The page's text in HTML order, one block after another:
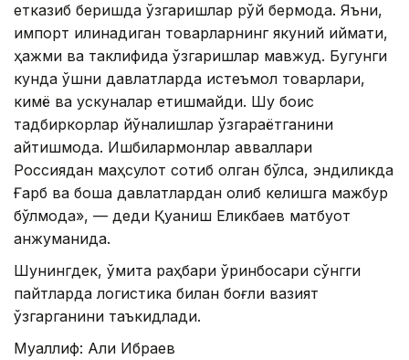
етказиб беришда ўзгаришлар рўй бермоқда. Яъни,
импорт қилинадиган товарларнинг якуний қиймати,
ҳажми ва таклифида ўзгаришлар мавжуд. Бугунги
кунда қўшни давлатларда истеъмол товарлари,
кимё ва ускуналар етишмайди. Шу боис
тадбиркорлар йўналишлар ўзгараётганини
айтишмоқда. Ишбилармонлар авваллари
Россиядан маҳсулот сотиб олган бўлса, эндиликда
Ғарб ва бошқа давлатлардан олиб келишга мажбур
бўлмоқда», — деди Қуаниш Еликбаев матбуот
анжуманида.
Шунингдек, қўмита раҳбари ўринбосари сўнгги
пайтларда логистика билан боғлиқ вазият
ўзгарганини таъкидлади.
Муаллиф: Али Ибраев